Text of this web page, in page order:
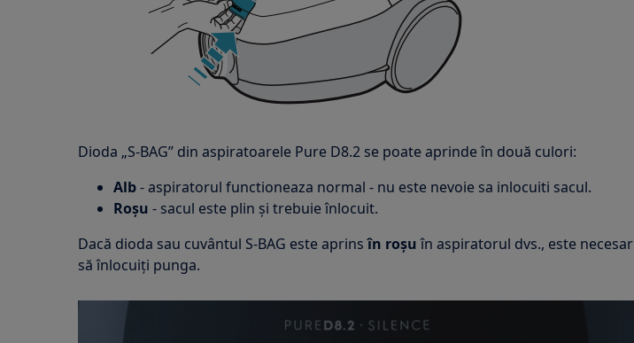
Dioda „S-BAG” din aspiratoarele Pure D8.2 se poate aprinde în două culori:
Alb- aspiratorul functioneaza normal - nu este nevoie sa inlocuiti sacul.
Roșu - sacul este plin și trebuie înlocuit.
Dacă dioda sau cuvântul S-BAG este aprinsîn roșuîn aspiratorul dvs., este necesar
să înlocuiți punga.